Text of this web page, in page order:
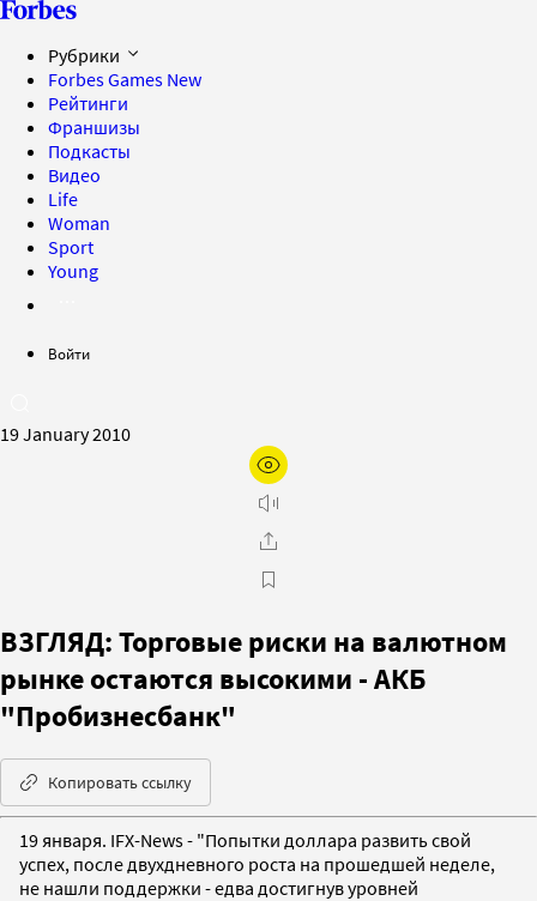
Рубрики
Forbes Games New
Рейтинги
Франшизы
Подкасты
Видео
Life
Woman
Sport
Young
Войти
19 January 2010
ВЗГЛЯД: Торговые риски на валютном
рынке остаются высокими - АКБ
"Пробизнесбанк"
Копировать ссылку
19 января. IFX-News - "Попытки доллара развить свой
успех, после двухдневного роста на прошедшей неделе,
не нашли поддержки - едва достигнув уровней